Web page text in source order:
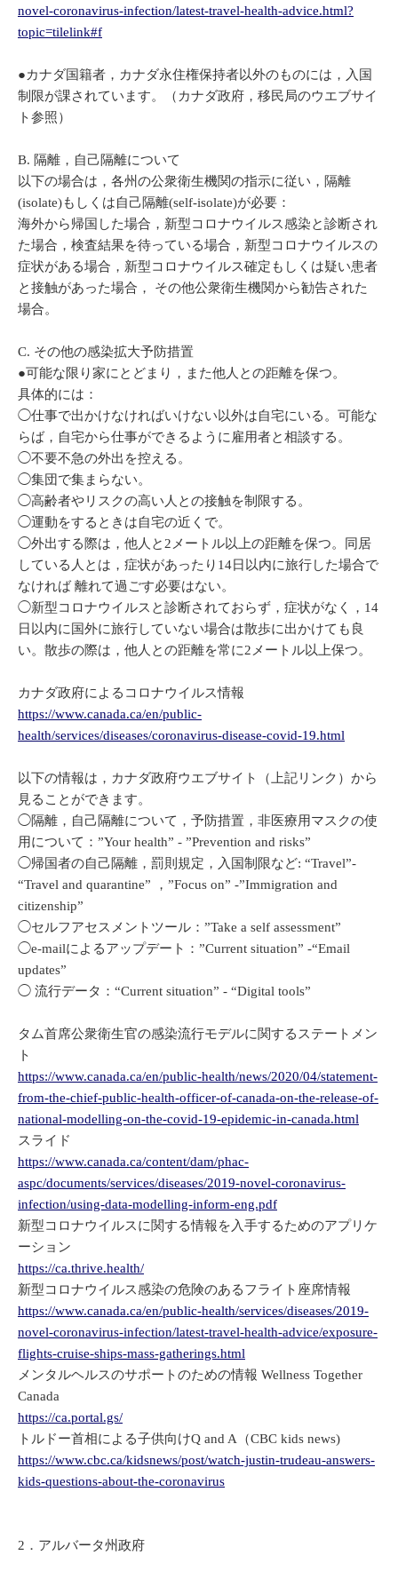
novel-coronavirus-infection/latest-travel-health-advice.html?
topic=tilelink#f
●カナダ国籍者，カナダ永住権保持者以外のものには，入国
制限が課されています。（カナダ政府，移民局のウエブサイ
ト参照）
B. 隔離，自己隔離について
以下の場合は，各州の公衆衛生機関の指示に従い，隔離
(isolate)もしくは自己隔離(self-isolate)が必要：
海外から帰国した場合，新型コロナウイルス感染と診断され
た場合，検査結果を待っている場合，新型コロナウイルスの
症状がある場合，新型コロナウイルス確定もしくは疑い患者
と接触があった場合， その他公衆衛生機関から勧告された
場合。
C. その他の感染拡大予防措置
●可能な限り家にとどまり，また他人との距離を保つ。
具体的には：
◯仕事で出かけなければいけない以外は自宅にいる。可能な
らば，自宅から仕事ができるように雇用者と相談する。
◯不要不急の外出を控える。
◯集団で集まらない。
◯高齢者やリスクの高い人との接触を制限する。
◯運動をするときは自宅の近くで。
◯外出する際は，他人と2メートル以上の距離を保つ。同居
している人とは，症状があったり14日以内に旅行した場合で
なければ 離れて過ごす必要はない。
◯新型コロナウイルスと診断されておらず，症状がなく，14
日以内に国外に旅行していない場合は散歩に出かけても良
い。散歩の際は，他人との距離を常に2メートル以上保つ。
カナダ政府によるコロナウイルス情報
https://www.canada.ca/en/public-
health/services/diseases/coronavirus-disease-covid-19.html
以下の情報は，カナダ政府ウエブサイト（上記リンク）から
見ることができます。
◯隔離，自己隔離について，予防措置，非医療用マスクの使
用について：”Your health” - ”Prevention and risks”
◯帰国者の自己隔離，罰則規定，入国制限など: “Travel”-
“Travel and quarantine” ，”Focus on” -”Immigration and
citizenship”
◯セルフアセスメントツール：”Take a self assessment”
◯e-mailによるアップデート：”Current situation” -“Email
updates”
◯ 流行データ：“Current situation” - “Digital tools”
タム首席公衆衛生官の感染流行モデルに関するステートメン
ト
https://www.canada.ca/en/public-health/news/2020/04/statement-
from-the-chief-public-health-officer-of-canada-on-the-release-of-
national-modelling-on-the-covid-19-epidemic-in-canada.html
スライド
https://www.canada.ca/content/dam/phac-
aspc/documents/services/diseases/2019-novel-coronavirus-
infection/using-data-modelling-inform-eng.pdf
新型コロナウイルスに関する情報を入手するためのアプリケ
ーション
https://ca.thrive.health/
新型コロナウイルス感染の危険のあるフライト座席情報
https://www.canada.ca/en/public-health/services/diseases/2019-
novel-coronavirus-infection/latest-travel-health-advice/exposure-
flights-cruise-ships-mass-gatherings.html
メンタルヘルスのサポートのための情報 Wellness Together
Canada
https://ca.portal.gs/
トルドー首相による子供向けQ and A（CBC kids news)
https://www.cbc.ca/kidsnews/post/watch-justin-trudeau-answers-
kids-questions-about-the-coronavirus
2．アルバータ州政府